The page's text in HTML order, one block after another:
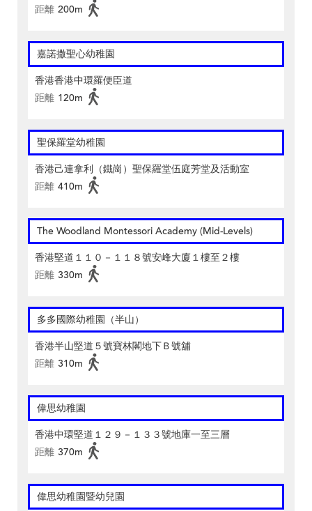
距離 200m
嘉諾撒聖心幼稚園
香港香港中環羅便臣道
距離 120m
聖保羅堂幼稚園
香港己連拿利（鐵崗）聖保羅堂伍庭芳堂及活動室
距離 410m
The Woodland Montessori Academy (Mid-Levels)
香港堅道１１０－１１８號安峰大廈１樓至２樓
距離 330m
多多國際幼稚園（半山）
香港半山堅道５號寶林閣地下Ｂ號舖
距離 310m
偉思幼稚園
香港中環堅道１２９－１３３號地庫一至三層
距離 370m
偉思幼稚園暨幼兒園